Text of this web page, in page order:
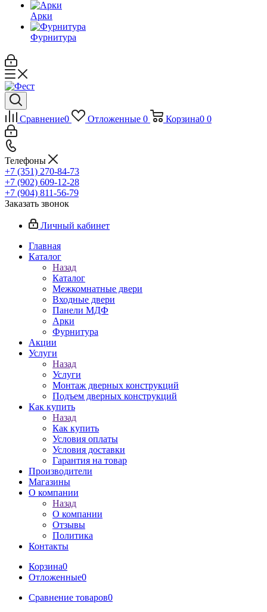
Арки
Фурнитура
Сравнение0 Отложенные 0 Корзина0 0
Телефоны
+7 (351) 270-84-73
+7 (902) 609-12-28
+7 (904) 811-56-79
Заказать звонок
Личный кабинет
Главная
Каталог
Назад
Каталог
Межкомнатные двери
Входные двери
Панели МДФ
Арки
Фурнитура
Акции
Услуги
Назад
Услуги
Монтаж дверных конструкций
Подъем дверных конструкций
Как купить
Назад
Как купить
Условия оплаты
Условия доставки
Гарантия на товар
Производители
Магазины
О компании
Назад
О компании
Отзывы
Политика
Контакты
Корзина0
Отложенные0
Сравнение товаров0